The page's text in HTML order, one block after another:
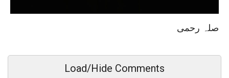
صلہ رحمی
Load/Hide Comments